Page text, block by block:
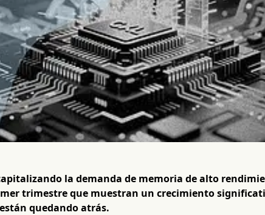
la demanda de memoria de alto
trimestre que muestran un crecimiento
quedando atrás.